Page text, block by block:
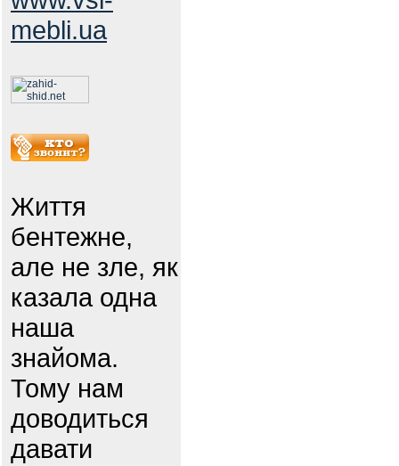
mebli.ua
Життя
бентежне,
але не зле, як
казала одна
наша
знайома.
Тому нам
доводиться
давати